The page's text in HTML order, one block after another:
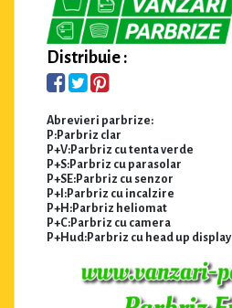
Distribuie :
Abrevieri parbrize:
P:Parbriz clar
P+V:Parbriz cu tenta verde
P+S:Parbriz cu parasolar
P+SE:Parbriz cu senzor
P+I:Parbriz cu incalzire
P+H:Parbriz heliomat
P+C:Parbriz cu camera
P+Hud:Parbriz cu head up display